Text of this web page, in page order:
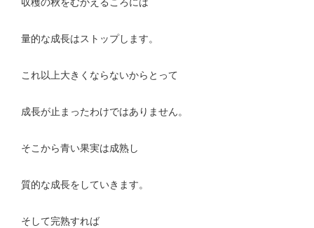
収穫の秋をむかえるころには
量的な成長はストップします。
これ以上大きくならないからとって
成長が止まったわけではありません。
そこから青い果実は成熟し
質的な成長をしていきます。
そして完熟すれば